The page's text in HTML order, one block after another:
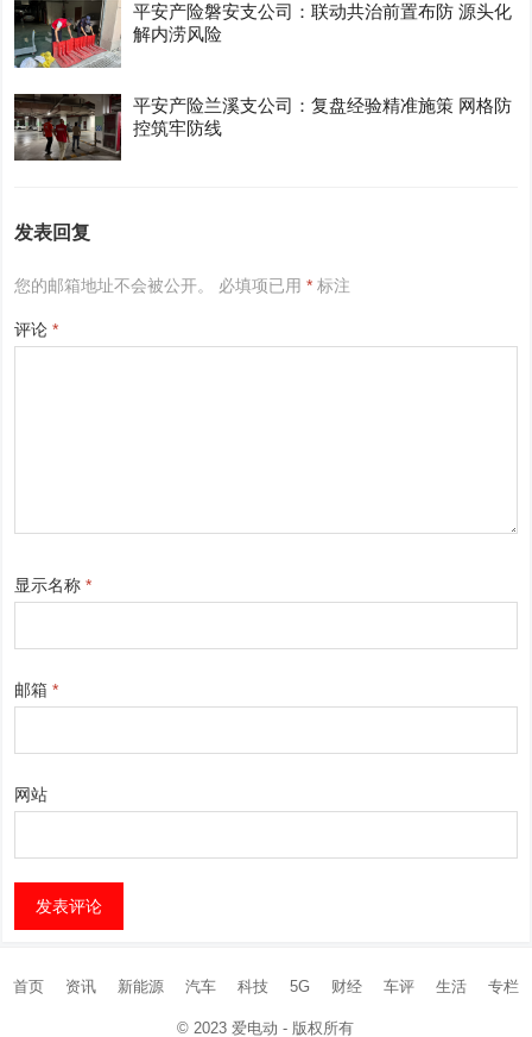
平安产险磐安支公司：联动共治前置布防 源头化
解内涝风险
平安产险兰溪支公司：复盘经验精准施策 网格防
控筑牢防线
发表回复
您的邮箱地址不会被公开。 必填项已用* 标注
评论*
显示名称*
邮箱*
网站
首页 资讯 新能源 汽车 科技 5G 财经 车评 生活 专栏
© 2023爱电动 - 版权所有